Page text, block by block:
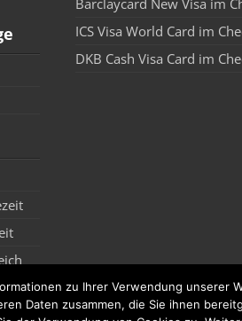
Barclaycard New Visa im
ICS Visa World Card im
DKB Cash Visa Card im
zu Ihrer Verwendung
Daten zusammen, die Sie ihnen